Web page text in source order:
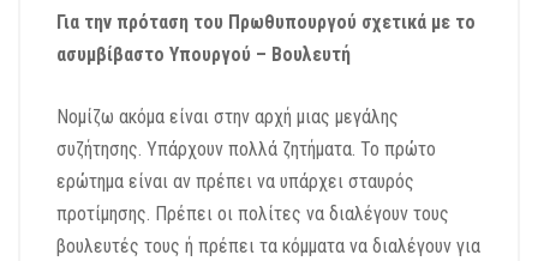
Για την πρόταση του Πρωθυπουργού σχετικά με το
ασυμβίβαστο Υπουργού – Βουλευτή
Νομίζω ακόμα είναι στην αρχή μιας μεγάλης
συζήτησης. Υπάρχουν πολλά ζητήματα. Το πρώτο
ερώτημα είναι αν πρέπει να υπάρχει σταυρός
προτίμησης. Πρέπει οι πολίτες να διαλέγουν τους
βουλευτές τους ή πρέπει τα κόμματα να διαλέγουν για